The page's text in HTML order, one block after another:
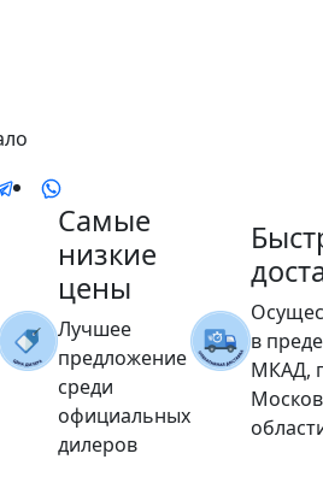
Самые
низкие
цены
Лучшее
предложение
среди
официальных
дилеров
в
МКАД,